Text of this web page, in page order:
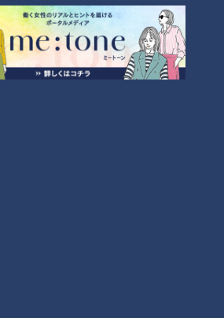
ノコがたっぷり入った“鶏白湯(パイタ